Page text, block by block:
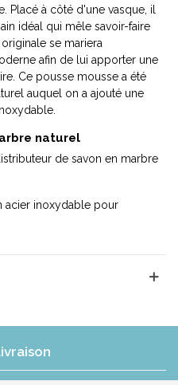
Placé à côté d'une vasque, il
idéal qui mêle savoir-faire
se mariera
afin de lui apporter une
Ce pousse mousse a été
auquel on a ajouté une
naturel
de savon en marbre
acier inoxydable pour